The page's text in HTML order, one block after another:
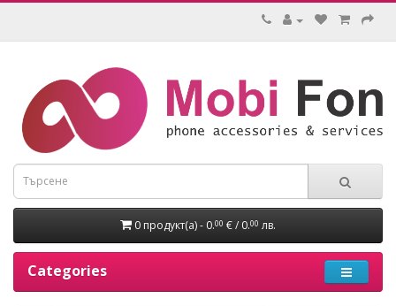
0 продукт(а) - 0.00 € / 0.00 лв.
Categories